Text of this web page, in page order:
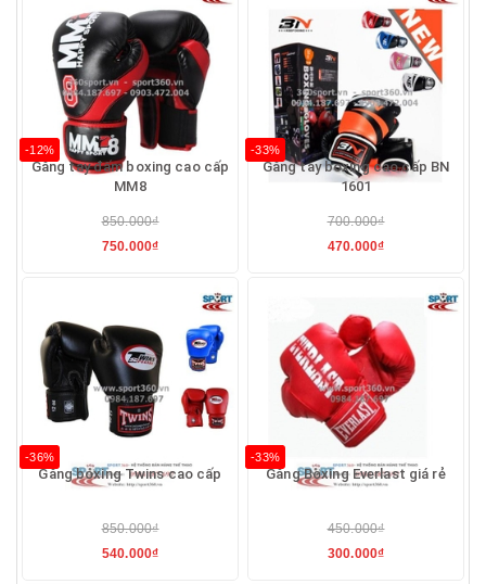
-12%
Găng tay đấm boxing cao cấp
MM8
850.000₫
750.000₫
-33%
Găng tay boxing cao cấp BN
1601
700.000₫
470.000₫
-36%
Găng boxing Twins cao cấp
850.000₫
540.000₫
-33%
Găng Boxing Everlast giá rẻ
450.000₫
300.000₫